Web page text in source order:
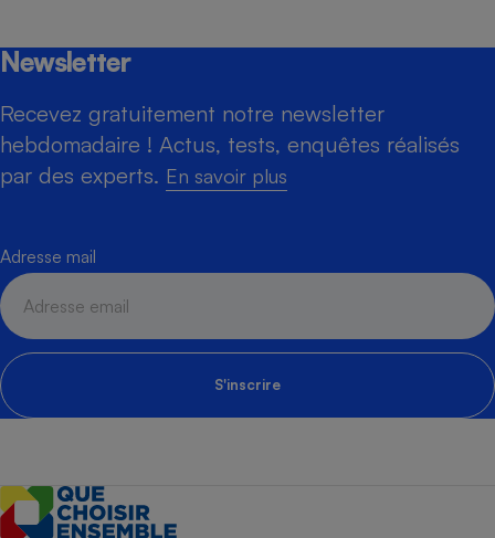
Newsletter
Recevez gratuitement notre newsletter
hebdomadaire ! Actus, tests, enquêtes réalisés
par des experts. En savoir plus
Adresse mail
S'inscrire